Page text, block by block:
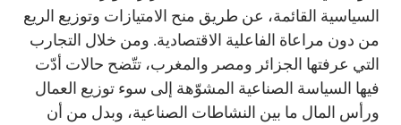
السياسية القائمة، عن طريق منح الامتيازات وتوزيع الريع
من دون مراعاة الفاعلية الاقتصادية. ومن خلال التجارب
التي عرفتها الجزائر ومصر والمغرب، تتّضح حالات أدّت
فيها السياسة الصناعية المشوّهة إلى سوء توزيع العمال
ورأس المال ما بين النشاطات الصناعية، وبدل من أن